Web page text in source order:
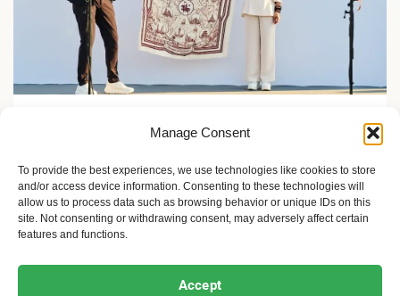
Manage Consent
To provide the best experiences, we use technologies like cookies to store
and/or access device information. Consenting to these technologies will
allow us to process data such as browsing behavior or unique IDs on this
site. Not consenting or withdrawing consent, may adversely affect certain
features and functions.
Accept
minuta?
2 meseca ago Sandra Iršević
Ekologija i održivost